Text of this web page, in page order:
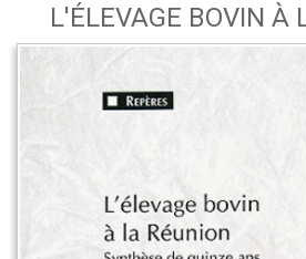
L'ÉLEVAGE BOVIN À